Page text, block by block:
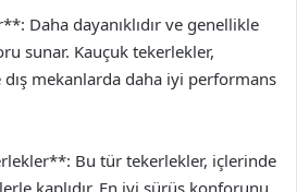
Daha dayanıklıdır ve genellikle
sunar. Kauçuk tekerlekler,
mekanlarda daha iyi performans
Bu tür tekerlekler, içlerinde
kaplıdır. En iyi sürüş konforunu